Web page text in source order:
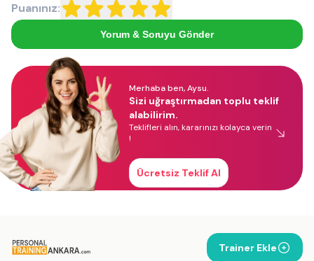
Puanınız:
Yorum & Soruyu Gönder
Merhaba ben, Aysu.
Sizi uğraştırmadan toplu teklif
alabilirim.
Teklifleri alın, kararınızı kolayca verin
!
Ücretsiz Teklif Al
Trainer Ekle